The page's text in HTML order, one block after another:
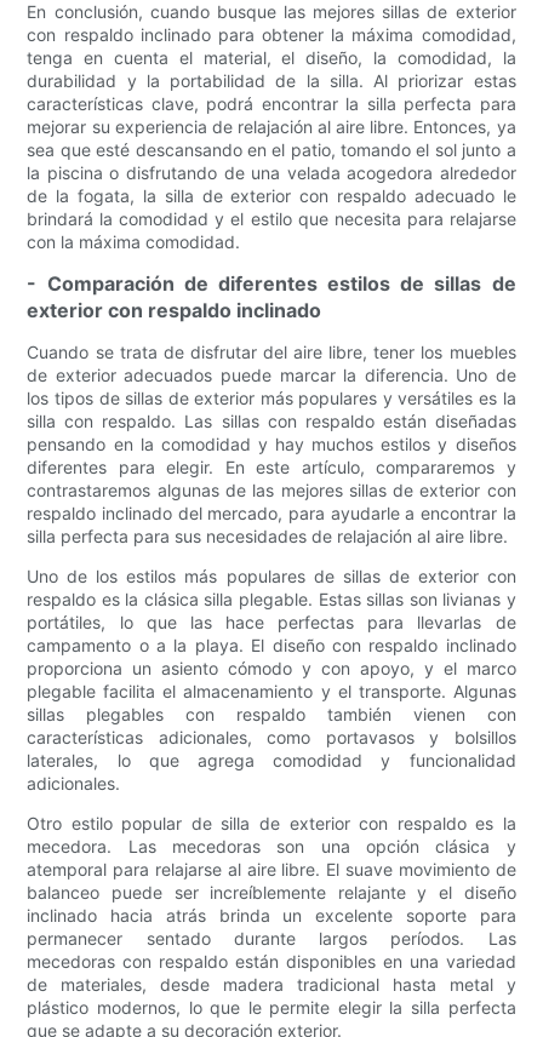
En conclusión, cuando busque las mejores sillas de exterior
con respaldo inclinado para obtener la máxima comodidad,
tenga en cuenta el material, el diseño, la comodidad, la
durabilidad y la portabilidad de la silla. Al priorizar estas
características clave, podrá encontrar la silla perfecta para
mejorar su experiencia de relajación al aire libre. Entonces, ya
sea que esté descansando en el patio, tomando el sol junto a
la piscina o disfrutando de una velada acogedora alrededor
de la fogata, la silla de exterior con respaldo adecuado le
brindará la comodidad y el estilo que necesita para relajarse
con la máxima comodidad.
- Comparación de diferentes estilos de sillas de
exterior con respaldo inclinado
Cuando se trata de disfrutar del aire libre, tener los muebles
de exterior adecuados puede marcar la diferencia. Uno de
los tipos de sillas de exterior más populares y versátiles es la
silla con respaldo. Las sillas con respaldo están diseñadas
pensando en la comodidad y hay muchos estilos y diseños
diferentes para elegir. En este artículo, compararemos y
contrastaremos algunas de las mejores sillas de exterior con
respaldo inclinado del mercado, para ayudarle a encontrar la
silla perfecta para sus necesidades de relajación al aire libre.
Uno de los estilos más populares de sillas de exterior con
respaldo es la clásica silla plegable. Estas sillas son livianas y
portátiles, lo que las hace perfectas para llevarlas de
campamento o a la playa. El diseño con respaldo inclinado
proporciona un asiento cómodo y con apoyo, y el marco
plegable facilita el almacenamiento y el transporte. Algunas
sillas plegables con respaldo también vienen con
características adicionales, como portavasos y bolsillos
laterales, lo que agrega comodidad y funcionalidad
adicionales.
Otro estilo popular de silla de exterior con respaldo es la
mecedora. Las mecedoras son una opción clásica y
atemporal para relajarse al aire libre. El suave movimiento de
balanceo puede ser increíblemente relajante y el diseño
inclinado hacia atrás brinda un excelente soporte para
permanecer sentado durante largos períodos. Las
mecedoras con respaldo están disponibles en una variedad
de materiales, desde madera tradicional hasta metal y
plástico modernos, lo que le permite elegir la silla perfecta
que se adapte a su decoración exterior.